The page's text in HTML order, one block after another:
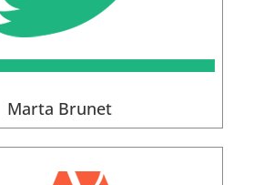
Marta Brunet